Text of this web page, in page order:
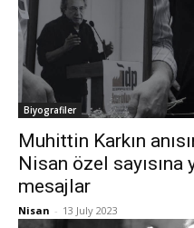
Biyografiler
Muhittin Karkın
Nisan özel
mesajlar
Nisan - 13 July 2023